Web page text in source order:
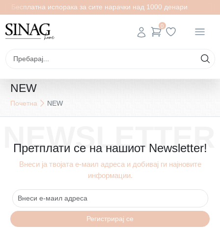
Бесплатна испорака за сите нарачки над 1000 денари
0
NEW
Почетна NEW
NEWSLETTER
Претплати се на нашиот Newsletter!
Внеси ја твојата е-маил адреса и добивај ги најновите
информации.
Регистрирај се